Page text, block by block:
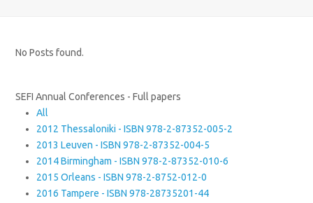
No Posts found.
SEFI Annual Conferences - Full papers
All
2012 Thessaloniki - ISBN 978-2-87352-005-2
2013 Leuven - ISBN 978-2-87352-004-5
2014 Birmingham - ISBN 978-2-87352-010-6
2015 Orleans - ISBN 978-2-8752-012-0
2016 Tampere - ISBN 978-28735201-44